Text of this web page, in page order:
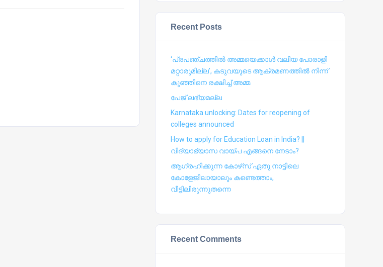
Recent Posts
‘പ്രപഞ്ചത്തില്‍ അമ്മയെക്കാള്‍ വലിയ പോരാളി
മറ്റാരുമില്ല’, കടുവയുടെ ആക്രമണത്തില്‍ നിന്ന്
കുഞ്ഞിനെ രക്ഷിച്ച് അമ്മ
പേജ് ലഭ്യമല്ല
Karnataka unlocking: Dates for reopening of
colleges announced
How to apply for Education Loan in India? ||
വിദ്യാഭ്യാസ വായ്പ എങ്ങനെ നേടാം?
ആഗ്രഹിക്കുന്ന കോഴ്‍സ് ഏതു നാട്ടിലെ
കോളേജിലായാലും കണ്ടെത്താം,
വീട്ടിലിരുന്നുതന്നെ
Recent Comments